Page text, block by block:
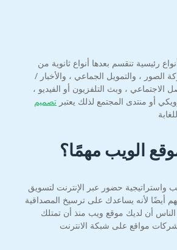
رئيسية تنقسم بعدها أنواع ثانوية من
الصور ، والتمويل الجماعي ، والأخبار /
الاجتماعي ، وبث التلفزيون أو الفيديو ،
أو منتدى المجتمع لذلك يعتبر تصميم
الويب مهمًا؟
واستراتيجية حضور عبر الإنترنت لتسويق
أيضًا لأنه يساعدك على ترسيخ المصداقية
أن لديك موقع ويب منذ أن تمتلك